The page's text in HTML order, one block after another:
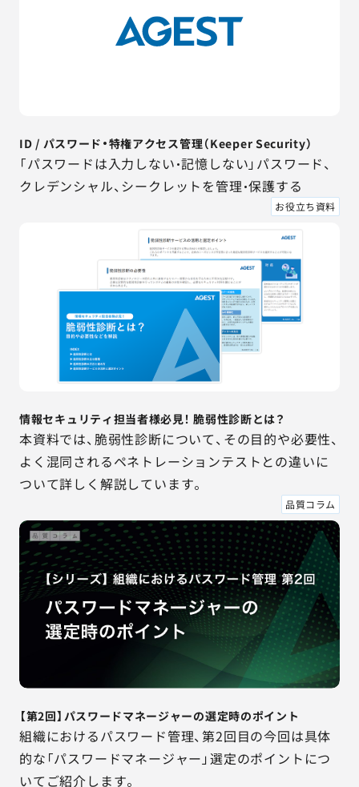
ID / パスワード・特権アクセス管理（Keeper Security）
「パスワードは入力しない・記憶しない」パスワード、
クレデンシャル、シークレットを管理・保護する
お役立ち資料
情報セキュリティ担当者様必見！ 脆弱性診断とは？
本資料では、脆弱性診断について、その目的や必要性、
よく混同されるペネトレーションテストとの違いに
ついて詳しく解説しています。
品質コラム
【第2回】パスワードマネージャーの選定時のポイント
組織におけるパスワード管理、第2回目の今回は具体
的な「パスワードマネージャー」選定のポイントにつ
いてご紹介します。